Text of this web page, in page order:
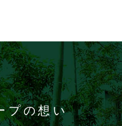
プの想い